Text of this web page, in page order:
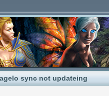
sync not updateing